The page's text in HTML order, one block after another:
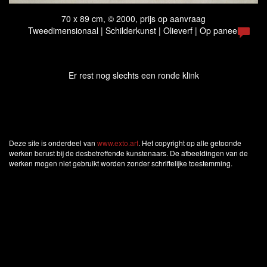
70 x 89 cm, © 2000, prijs op aanvraag
Tweedimensionaal | Schilderkunst | Olieverf | Op paneel
Er rest nog slechts een ronde klink
Deze site is onderdeel van www.exto.art. Het copyright op alle getoonde
werken berust bij de desbetreffende kunstenaars. De afbeeldingen van de
werken mogen niet gebruikt worden zonder schriftelijke toestemming.